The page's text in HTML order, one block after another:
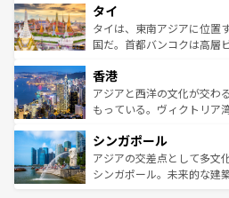
リティに包まれながら、韓
わってみて
覧を参照してほしい。
急速な発展と共に伝統が息
ーチミン市のフランス統治
醸し出している。また、バ
とつ。フォーやバインミー
ひ現地で味わいたい。どの
が旅行者を迎えてくれるの
参照してほしい。
タイ
タイは、東南アジアに位置
国だ。首都バンコクは高層
の活気が交差している。北
帯で自然と触れ合い、南部
いビーチでリゾート気分を
激する。気候は一年中温暖
が待っている。親しみやす
た文化、そして多様な観光
香港
アジアと西洋の文化が交わ
もっている。ヴィクトリア
み、どこを訪れても感動す
ており、効率よく見どころ
うな絶景から文化的な体験
シンガポール
アジアの交差点として多文
シンガポール。未来的な建